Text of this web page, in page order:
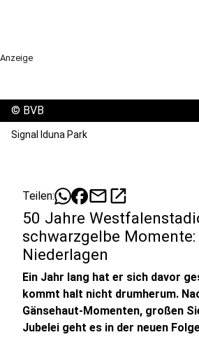
Anzeige
© BVB
Signal Iduna Park
Teilen: mailopen_in_new
50 Jahre
schwarzgelbe
Niederlagen
Ein Jahr lang hat er sich davor
kommt halt nicht drumherum.
Gänsehaut-Momenten, großen
Jubelei geht es in der neuen